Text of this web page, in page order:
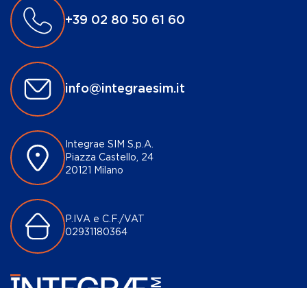
+39 02 80 50 61 60
info@integraesim.it
Integrae SIM S.p.A.
Piazza Castello, 24
20121 Milano
P.IVA e C.F./VAT
02931180364